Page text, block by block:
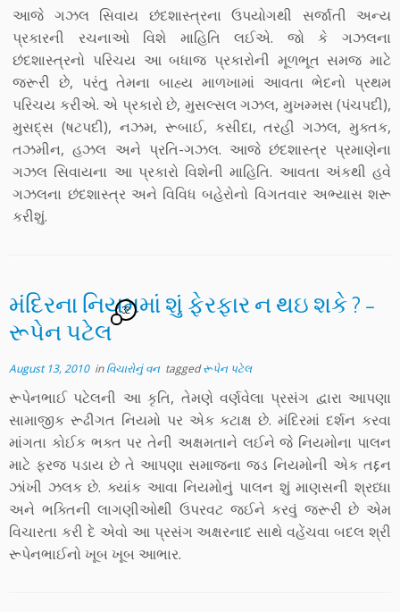
આજે ગઝલ સિવાય છંદશાસ્ત્રના ઉપયોગથી સર્જાતી અન્ય
પ્રકારની રચનાઓ વિશે માહિતિ લઈએ. જો કે ગઝલના
છંદશાસ્ત્રનો પરિચય આ બધાજ પ્રકારોની મૂળભૂત સમજ માટે
જરૂરી છે, પરંતુ તેમના બાહ્ય માળખામાં આવતા ભેદનો પ્રથમ
પરિચય કરીએ. એ પ્રકારો છે, મુસલ્સલ ગઝલ, મુખમ્મસ (પંચપદી),
મુસદ્સ (ષટપદી), નઝમ, રૂબાઈ, કસીદા, તરહી ગઝલ, મુક્તક,
તઝમીન, હઝલ અને પ્રતિ-ગઝલ. આજે છંદશાસ્ત્ર પ્રમાણેના
ગઝલ સિવાયના આ પ્રકારો વિશેની માહિતિ. આવતા અંકથી હવે
ગઝલના છંદશાસ્ત્ર અને વિવિધ બહેરોનો વિગતવાર અભ્યાસ શરૂ
કરીશું.
મંદિરના નિયમમાં શું ફેરફાર ન થઇ શકે ? –
રૂપેન પટેલ
32
August 13, 2010inવિચારોનું વન taggedરૂપેન પટેલ
રૂપેનભાઈ પટેલની આ કૃતિ, તેમણે વર્ણવેલા પ્રસંગ દ્વારા આપણા
સામાજીક રૂઢીગત નિયમો પર એક કટાક્ષ છે. મંદિરમાં દર્શન કરવા
માંગતા કોઈક ભક્ત પર તેની અક્ષમતાને લઈને જે નિયમોના પાલન
માટે ફરજ પડાય છે તે આપણા સમાજના જડ નિયમોની એક તદ્દન
ઝાંખી ઝલક છે. ક્યાંક આવા નિયમોનું પાલન શું માણસની શ્રધ્ધા
અને ભક્તિની લાગણીઓથી ઉપરવટ જઈને કરવું જરૂરી છે એમ
વિચારતા કરી દે એવો આ પ્રસંગ અક્ષરનાદ સાથે વહેંચવા બદલ શ્રી
રૂપેનભાઈનો ખૂબ ખૂબ આભાર.